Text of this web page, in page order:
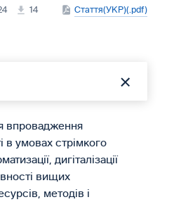
14 Стаття(УКР)(.pdf)
впровадження
в умовах стрімкого
дигіталізації
вищих
методів і